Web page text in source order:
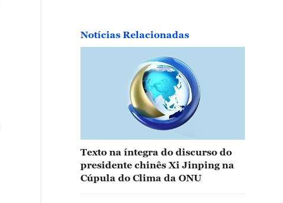
Notícias Relacionadas
Texto na íntegra do discurso do
presidente chinês Xi Jinping na
Cúpula do Clima da ONU